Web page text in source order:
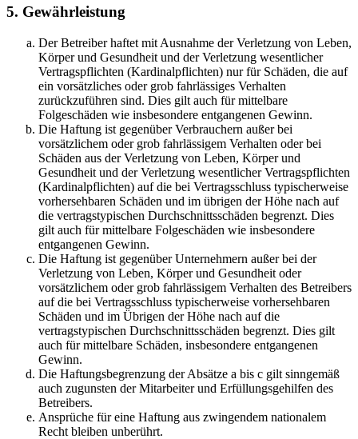
5. Gewährleistung
Der Betreiber haftet mit Ausnahme der Verletzung von Leben,
Körper und Gesundheit und der Verletzung wesentlicher
Vertragspflichten (Kardinalpflichten) nur für Schäden, die auf
ein vorsätzliches oder grob fahrlässiges Verhalten
zurückzuführen sind. Dies gilt auch für mittelbare
Folgeschäden wie insbesondere entgangenen Gewinn.
Die Haftung ist gegenüber Verbrauchern außer bei
vorsätzlichem oder grob fahrlässigem Verhalten oder bei
Schäden aus der Verletzung von Leben, Körper und
Gesundheit und der Verletzung wesentlicher Vertragspflichten
(Kardinalpflichten) auf die bei Vertragsschluss typischerweise
vorhersehbaren Schäden und im übrigen der Höhe nach auf
die vertragstypischen Durchschnittsschäden begrenzt. Dies
gilt auch für mittelbare Folgeschäden wie insbesondere
entgangenen Gewinn.
Die Haftung ist gegenüber Unternehmern außer bei der
Verletzung von Leben, Körper und Gesundheit oder
vorsätzlichem oder grob fahrlässigem Verhalten des Betreibers
auf die bei Vertragsschluss typischerweise vorhersehbaren
Schäden und im Übrigen der Höhe nach auf die
vertragstypischen Durchschnittsschäden begrenzt. Dies gilt
auch für mittelbare Schäden, insbesondere entgangenen
Gewinn.
Die Haftungsbegrenzung der Absätze a bis c gilt sinngemäß
auch zugunsten der Mitarbeiter und Erfüllungsgehilfen des
Betreibers.
Ansprüche für eine Haftung aus zwingendem nationalem
Recht bleiben unberührt.